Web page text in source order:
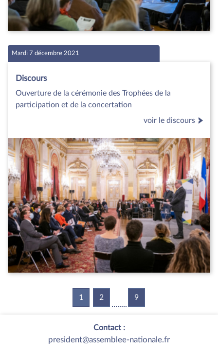
Mardi 7 décembre 2021
Discours
Ouverture de la cérémonie des Trophées de la
participation et de la concertation
voir le discours
1 (current)
2 9
Contact :
president@assemblee-nationale.fr